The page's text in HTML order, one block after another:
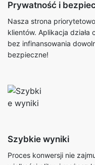
klientów. Aplikacja działa
bez infinansowania
bezpieczne!
wielkości pliku, i możesz